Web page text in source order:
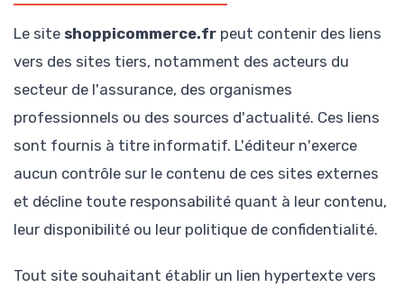
Le site shoppicommerce.fr peut contenir des liens
vers des sites tiers, notamment des acteurs du
secteur de l'assurance, des organismes
professionnels ou des sources d'actualité. Ces liens
sont fournis à titre informatif. L'éditeur n'exerce
aucun contrôle sur le contenu de ces sites externes
et décline toute responsabilité quant à leur contenu,
leur disponibilité ou leur politique de confidentialité.
Tout site souhaitant établir un lien hypertexte vers